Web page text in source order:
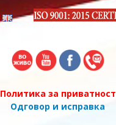
Политика за приватност
Одговор и исправка